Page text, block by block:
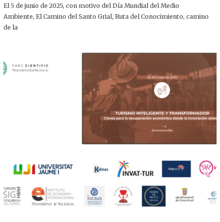
,
0
El 5 de junio de 2025, con motivo del Día Mundial del Medio
Ambiente, El Camino del Santo Grial, Ruta del Conocimiento, camino
de la